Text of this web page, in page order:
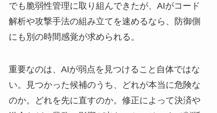
でも脆弱性管理に取り組んできたが、AIがコード
解析や攻撃手法の組み立てを速めるなら、防御側
にも別の時間感覚が求められる。
重要なのは、AIが弱点を見つけること自体ではな
い。見つかった候補のうち、どれが本当に危険な
のか。どれを先に直すのか。修正によって決済や